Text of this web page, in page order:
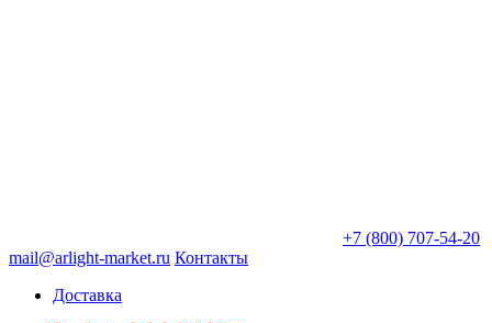
+7 (800) 707-54-20
mail@arlight-market.ru Контакты
Доставка